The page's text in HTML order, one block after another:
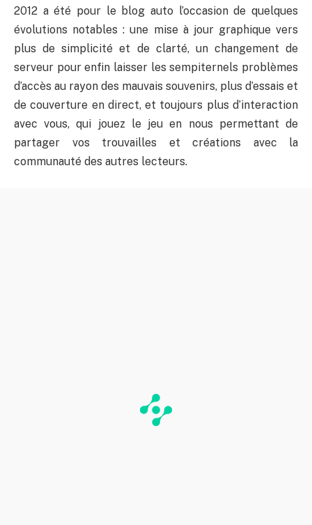
2012 a été pour le blog auto l’occasion de quelques
évolutions notables : une mise à jour graphique vers
plus de simplicité et de clarté, un changement de
serveur pour enfin laisser les sempiternels problèmes
d’accès au rayon des mauvais souvenirs, plus d’essais et
de couverture en direct, et toujours plus d’interaction
avec vous, qui jouez le jeu en nous permettant de
partager vos trouvailles et créations avec la
communauté des autres lecteurs.